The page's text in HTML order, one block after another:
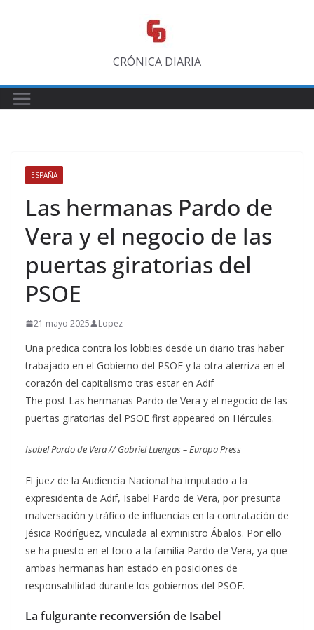
CRÓNICA DIARIA
ESPAÑA
Las hermanas Pardo de
Vera y el negocio de las
puertas giratorias del
PSOE
21 mayo 2025 Lopez
Una predica contra los lobbies desde un diario tras haber
trabajado en el Gobierno del PSOE y la otra aterriza en el
corazón del capitalismo tras estar en Adif
The post Las hermanas Pardo de Vera y el negocio de las
puertas giratorias del PSOE first appeared on Hércules.
Isabel Pardo de Vera // Gabriel Luengas – Europa Press
El juez de la Audiencia Nacional ha imputado a la
expresidenta de Adif, Isabel Pardo de Vera, por presunta
malversación y tráfico de influencias en la contratación de
Jésica Rodríguez, vinculada al exministro Ábalos. Por ello
se ha puesto en el foco a la familia Pardo de Vera, ya que
ambas hermanas han estado en posiciones de
responsabilidad durante los gobiernos del PSOE.
La fulgurante reconversión de Isabel